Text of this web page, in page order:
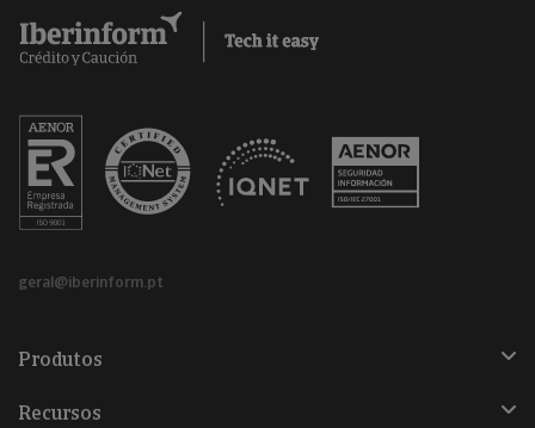
geral@iberinform.pt
Produtos
Recursos